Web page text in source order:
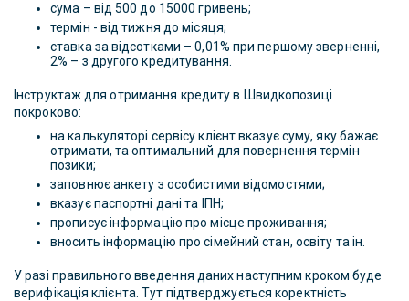
сума – від 500 до 15000 гривень;
термін - від тижня до місяця;
ставка за відсотками – 0,01% при першому зверненні,
2% – з другого кредитування.
Інструктаж для отримання кредиту в Швидкопозиці
покроково:
на калькуляторі сервісу клієнт вказує суму, яку бажає
отримати, та оптимальний для повернення термін
позики;
заповнює анкету з особистими відомостями;
вказує паспортні дані та ІПН;
прописує інформацію про місце проживання;
вносить інформацію про сімейний стан, освіту та ін.
У разі правильного введення даних наступним кроком буде
верифікація клієнта. Тут підтверджується коректність